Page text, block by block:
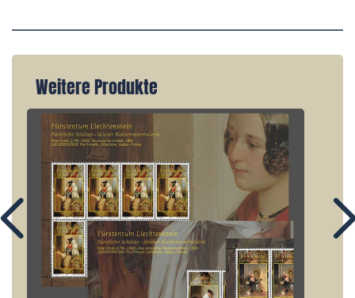
Weitere Produkte